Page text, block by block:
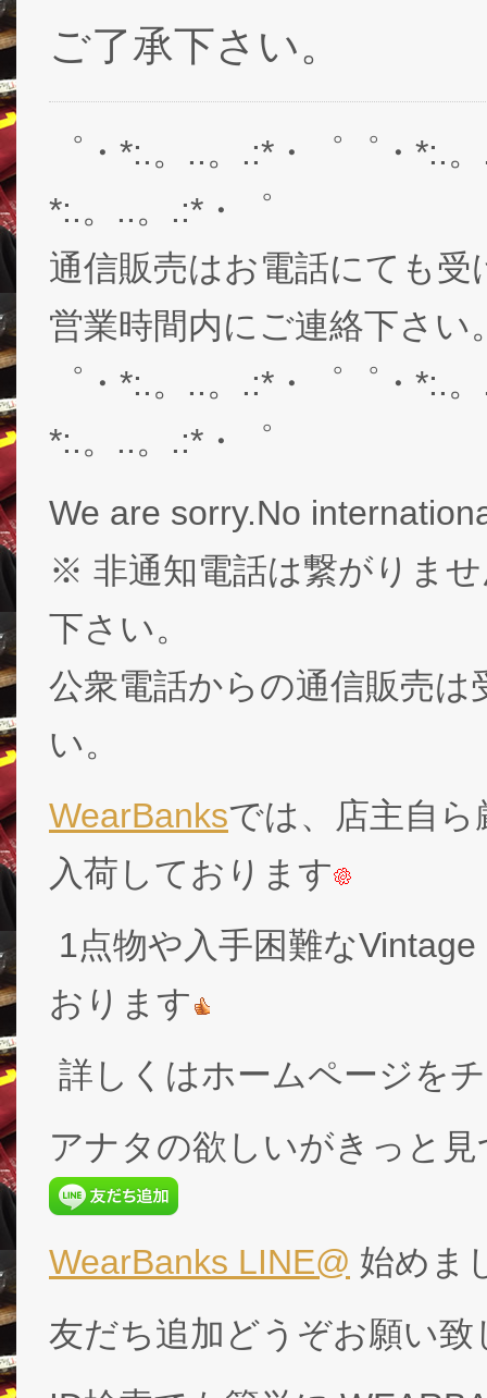
ご了承下さい。
゜・*:.。..。.:*・゜゜・*:.
*:.。..。.:*・゜
通信販売はお電話にても
営業時間内にご連絡下さい
゜・*:.。..。.:*・゜゜・*:.
*:.。..。.:*・゜
We are sorry.No
※ 非通知電話は繋がりま
下さい。
公衆電話からの通信販売
い。
WearBanksでは、店主自
入荷しております
1点物や入手困難な
おります
詳しくはホームページを
アナタの欲しいがきっと
WearBanks LINE@ 始めま
友だち追加どうぞお願い致